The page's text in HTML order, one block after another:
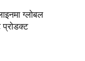
ग्लोबल
प्रोडक्ट